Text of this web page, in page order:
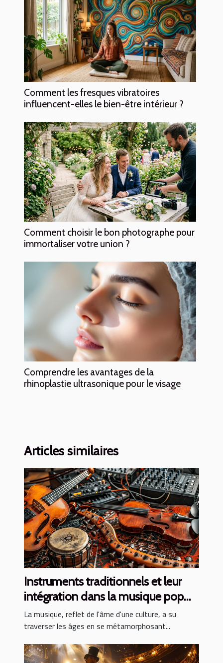
Comment les fresques vibratoires
influencent-elles le bien-être intérieur ?
Comment choisir le bon photographe pour
immortaliser votre union ?
Comprendre les avantages de la
rhinoplastie ultrasonique pour le visage
Articles similaires
Instruments traditionnels et leur
intégration dans la musique pop
contemporaine
La musique, reflet de l'âme d'une culture, a su
traverser les âges en se métamorphosant...